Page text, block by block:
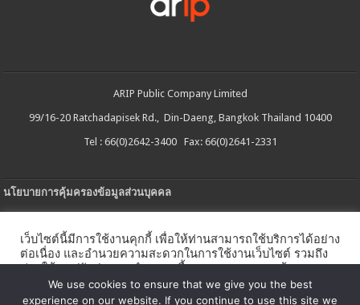
ARIP Public Company Limited
99/16-20 Ratchadapisek Rd., Din-Daeng, Bangkok Thailand 10400
Tel : 66(0)2642-3400 Fax: 66(0)2641-2331
นโยบายการคุ้มครองข้อมูลส่วนบุคคล
นโยบายการใช้คกกี้
นโยบายความปลอดภัยของข้อมูลสารสนเทศ
เว็บไซต์นี้มีการใช้งานคุกกี้ เพื่อให้ท่านสามารถใช้บริการได้อย่าง
ต่อเนื่อง และอำนวยความสะดวกในการใช้งานเว็บไซต์ รวมถึง
ช่วยให้เราปรับปรุงการนำเสนอเนื้อหาตรงตามความต้องการ
ของท่าน โดยสามารถศึกษารายละเอียดเพิ่มเติมได้ใน นโยบาย
คุกกี้
We use cookies to ensure that we give you the best
experience on our website. If you continue to use this site we